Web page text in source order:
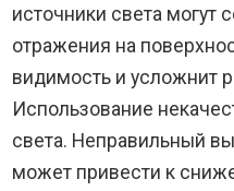
источники света могут
отражения на
видимость и усложнит
Использование
света. Неправильный
может привести к